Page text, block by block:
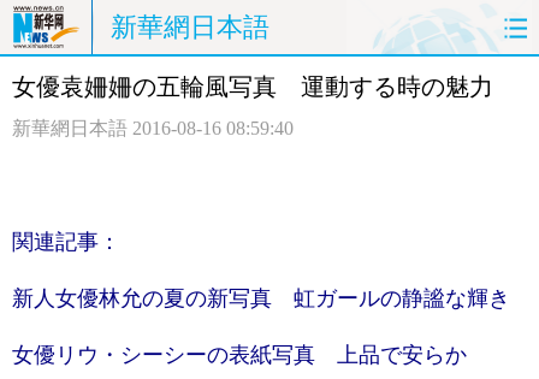
新華網日本語
ホームページ 政治 経済
女優袁姍姍の五輪風写真 運動する時の魅力
新華網日本語 2016-08-16 08:59:40
関連記事：
新人女優林允の夏の新写真 虹ガールの静謐な輝き
女優リウ・シーシーの表紙写真 上品で安らか